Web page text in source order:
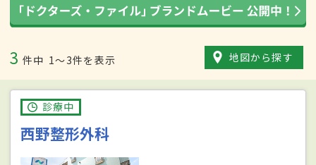
3 件中 1〜3件を表示 地図から探す
診療中
西野整形外科